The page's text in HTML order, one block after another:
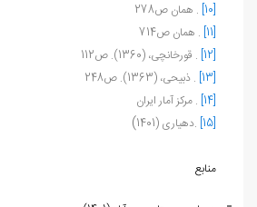
[10] . همان ص278
[11] . همان ص714
[12] . قورخانچی، (1360). ص112
[13] . ذبیحی، (1363). ص248
[14] . مرکز آمار ایران
[15] .دهیاری (1401 )
منابع